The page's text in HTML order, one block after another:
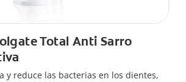
Total Anti Sarro
y reduce las bacterias en los dientes,